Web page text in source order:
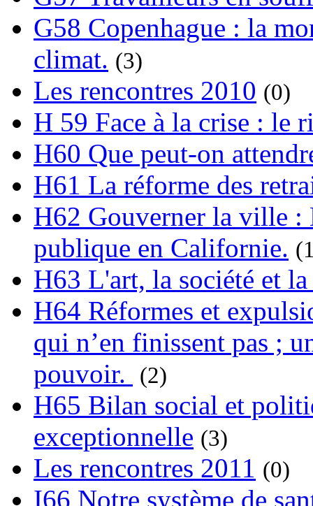
G58 Copenhague : la
climat. (3)
Les rencontres 2010 (0)
H 59 Face à la crise : le
H60 Que peut-on
H61 La réforme des
H62 Gouverner la ville :
publique en Californie.
H63 L'art, la société et
H64 Réformes et
qui n’en finissent pas ;
pouvoir.
(2)
H65 Bilan social et
exceptionnelle (3)
Les rencontres 2011 (0)
I66 Notre système de